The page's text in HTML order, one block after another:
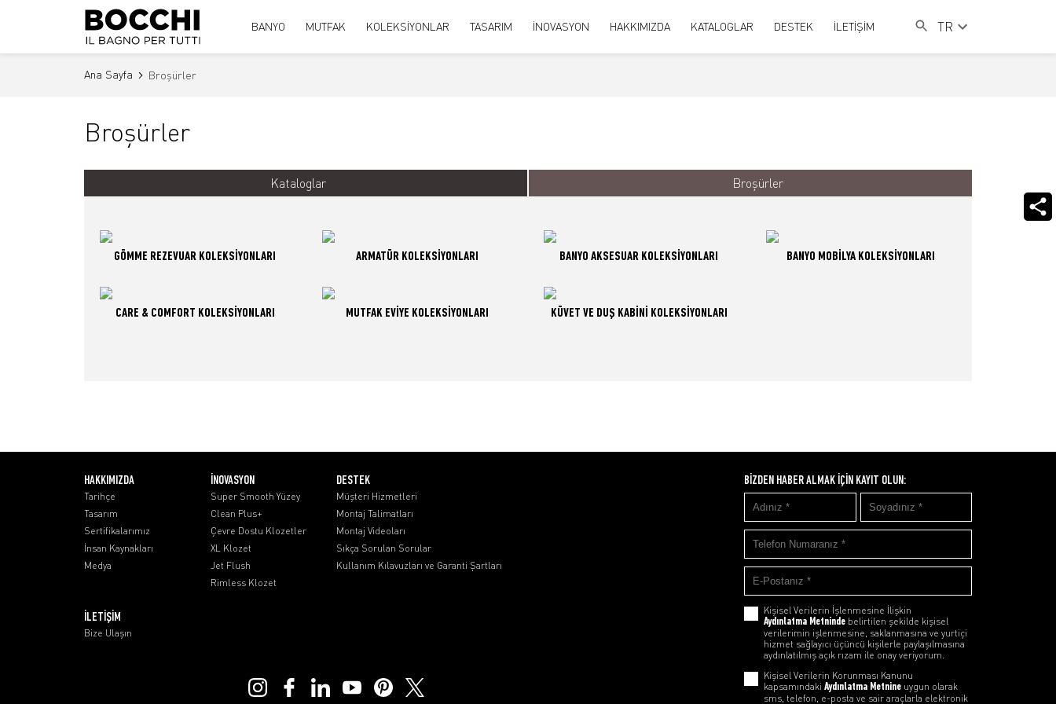
BANYO MUTFAK KOLEKSİYONLAR TASARIM İNOVASYON HAKKIMIZDA KATALOGLAR DESTEK İLETİŞİM TR
Ana Sayfa Broşürler
Broşürler
Kataloglar Broşürler
GÖMME REZEVUAR KOLEKSİYONLARI ARMATÜR KOLEKSİYONLARI BANYO AKSESUAR KOLEKSİYONLARI BANYO MOBİLYA KOLEKSİYONLARI
CARE & COMFORT KOLEKSİYONLARI MUTFAK EVİYE KOLEKSİYONLARI KÜVET VE DUŞ KABİNİ KOLEKSİYONLARI
HAKKIMIZDA
Tarihçe
Tasarım
Sertifikalarımız
İnsan Kaynakları
Medya
İNOVASYON
Super Smooth Yüzey
Clean Plus+
Çevre Dostu Klozetler
XL Klozet
Jet Flush
Rimless Klozet
DESTEK
Müşteri Hizmetleri
Montaj Talimatları
Montaj Videoları
Sıkça Sorulan Sorular
Kullanım Kılavuzları ve Garanti Şartları
İLETİŞİM
Bize Ulaşın
BİZDEN HABER ALMAK İÇİN KAYIT OLUN:
Kişisel Verilerin İşlenmesine İlişkin
Aydınlatma Metninde belirtilen şekilde kişisel
verilerimin işlenmesine, saklanmasına ve yurtiçi
hizmet sağlayıcı üçüncü kişilerle paylaşılmasına
aydınlatılmış açık rızam ile onay veriyorum.
Kişisel Verilerin Korunması Kanunu
kapsamındaki Aydınlatma Metnine uygun olarak
sms, telefon, e-posta ve sair araçlarla elektronik